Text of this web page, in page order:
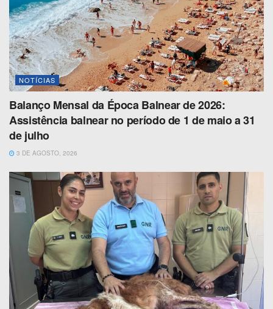
NOTÍCIAS
Balanço Mensal da Época Balnear de 2026:
Assistência balnear no período de 1 de maio a 31
de julho
3 DE AGOSTO, 2026